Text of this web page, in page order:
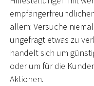
allem: Versuche
ungefragt etwas zu
handelt sich um
oder um für die
Aktionen.